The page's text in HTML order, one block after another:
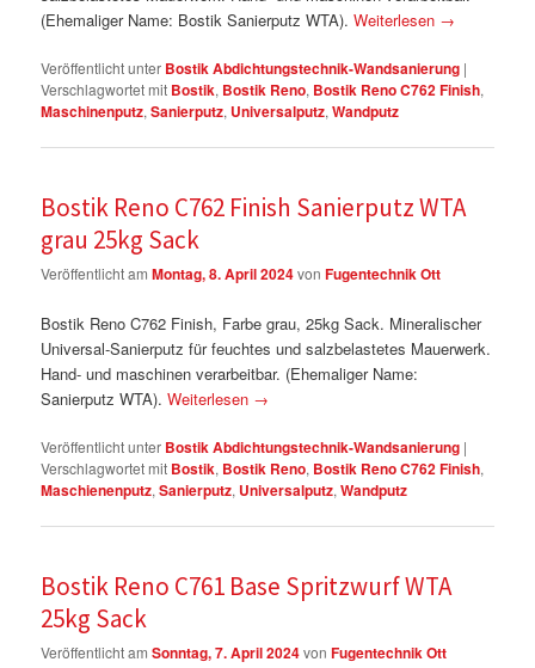
(Ehemaliger Name: Bostik Sanierputz WTA).Weiterlesen →
Veröffentlicht unter Bostik Abdichtungstechnik-Wandsanierung |
Verschlagwortet mit Bostik, Bostik Reno, Bostik Reno C762 Finish,
Maschinenputz,Sanierputz, Universalputz,Wandputz
Bostik Reno C762 Finish Sanierputz WTA
grau 25kg Sack
Veröffentlicht amMontag, 8. April 2024vonFugentechnik Ott
Bostik Reno C762 Finish, Farbe grau, 25kg Sack. Mineralischer
Universal-Sanierputz für feuchtes und salzbelastetes Mauerwerk.
Hand- und maschinen verarbeitbar. (Ehemaliger Name:
Sanierputz WTA).Weiterlesen →
Veröffentlicht unter Bostik Abdichtungstechnik-Wandsanierung |
Verschlagwortet mit Bostik, Bostik Reno, Bostik Reno C762 Finish,
Maschienenputz,Sanierputz, Universalputz,Wandputz
Bostik Reno C761 Base Spritzwurf WTA
25kg Sack
Veröffentlicht amSonntag, 7. April 2024vonFugentechnik Ott